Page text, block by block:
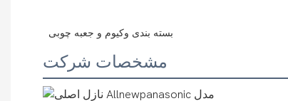
بسته بندی وکیوم و جعبه چوبی
مشخصات شرکت